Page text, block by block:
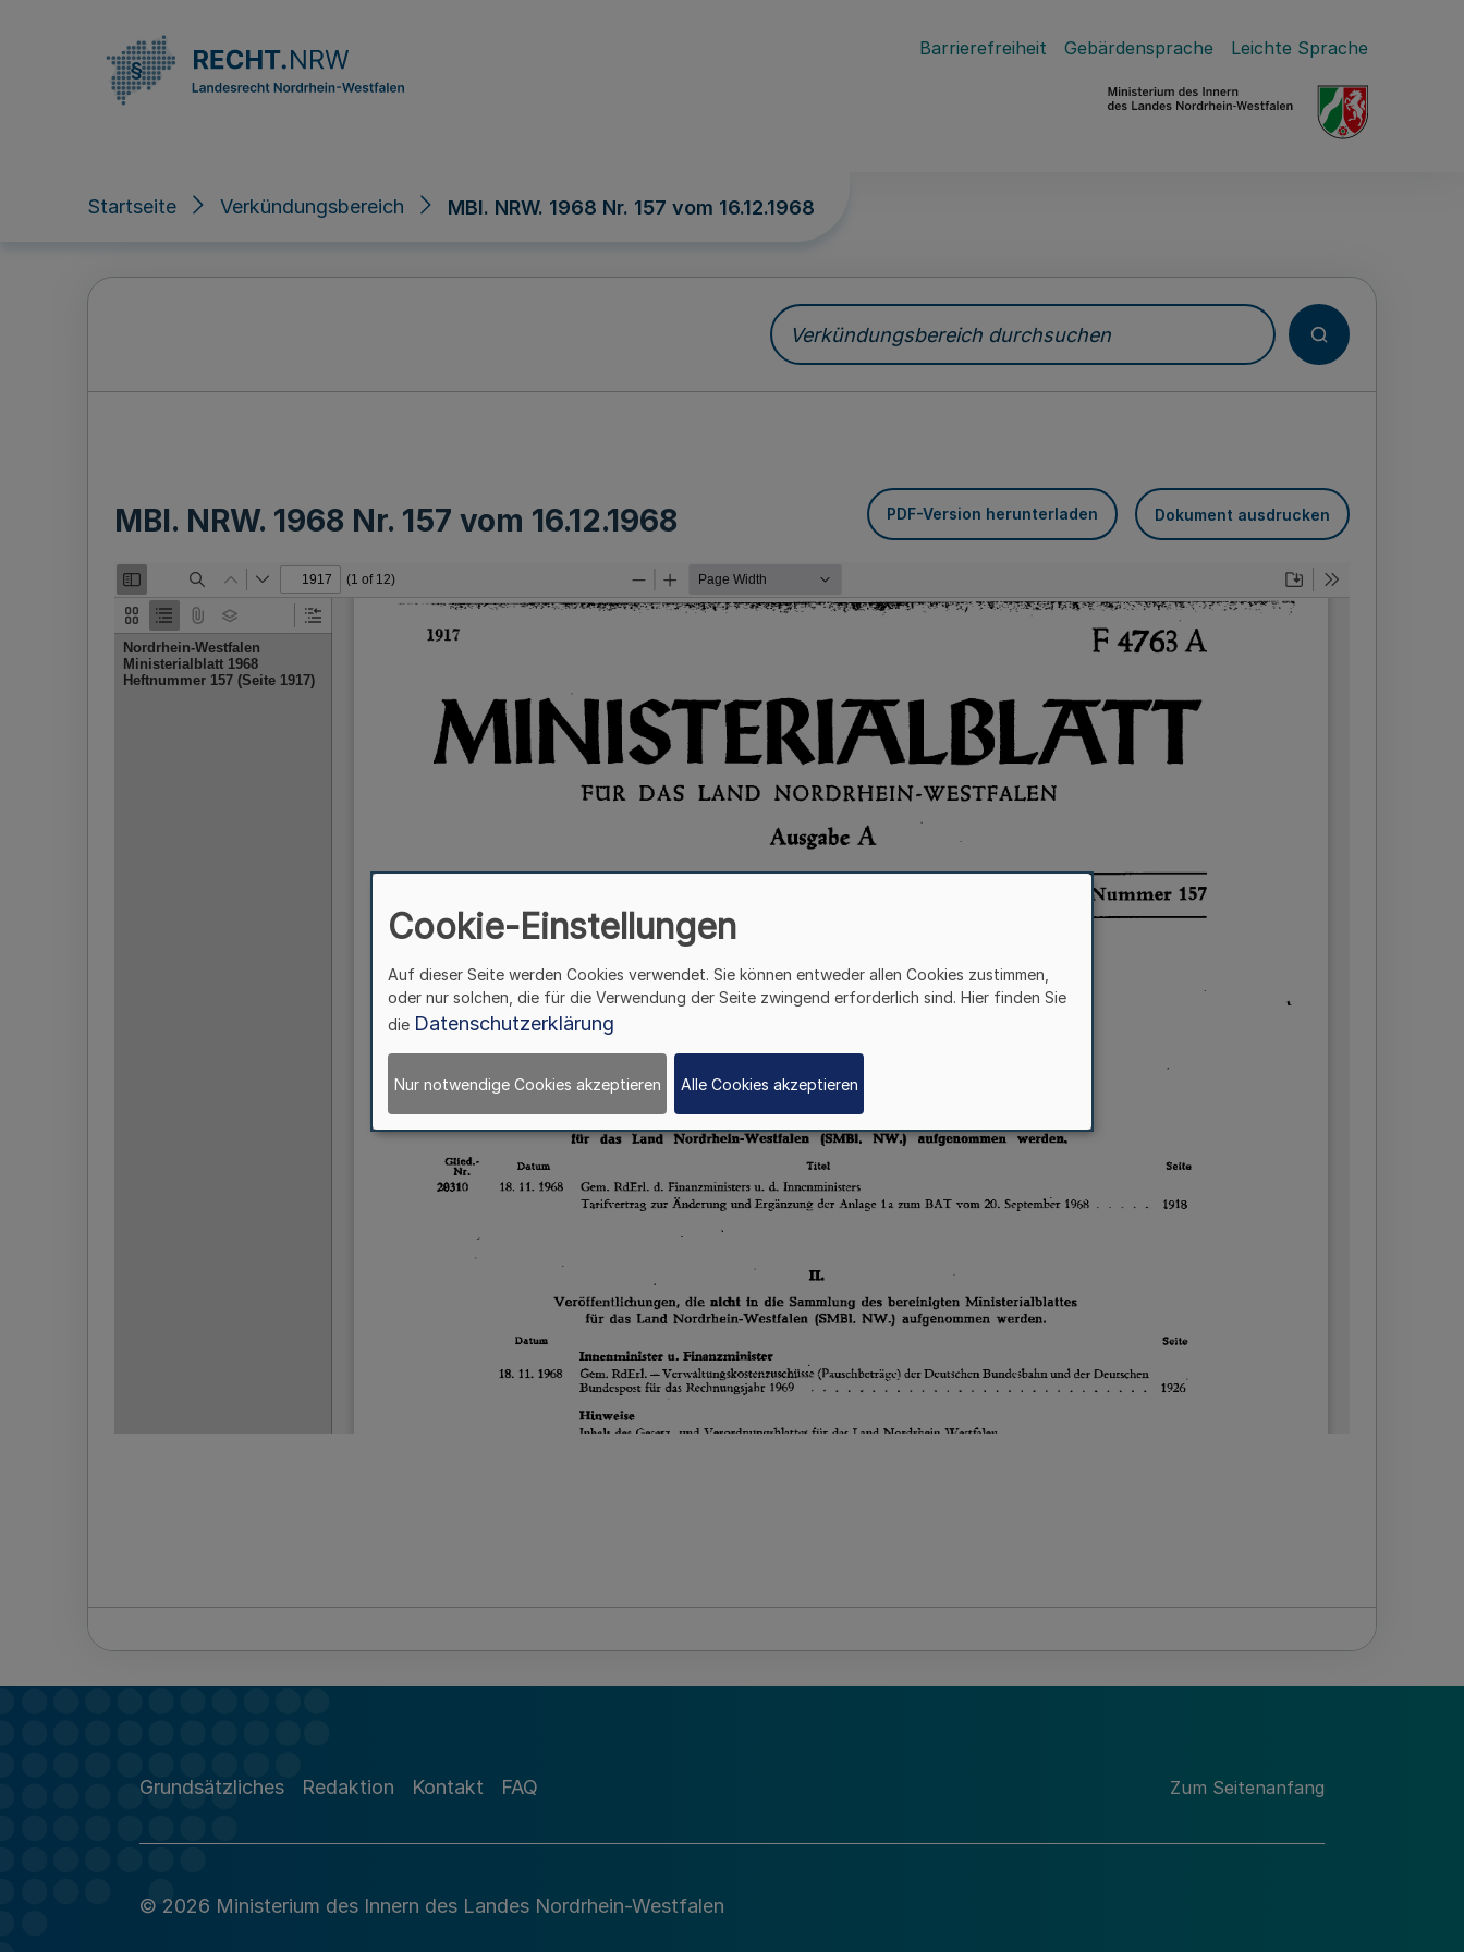
Barrierefreiheit Gebärdensprache Leichte Sprache
Startseite Verkündungsbereich MBl. NRW. 1968 Nr. 157 vom 16.12.1968
Verkündungsbereich durchsuchen
MBl. NRW. 1968 Nr. 157 vom 16.12.1968 PDF-Version herunterladen Dokument ausdrucken
Grundsätzliches Redaktion Kontakt FAQ Zum Seitenanfang
© 2026 Ministerium des Innern des Landes Nordrhein-Westfalen
Cookie-Einstellungen
Auf dieser Seite werden Cookies verwendet. Sie können entweder allen Cookies zustimmen,
oder nur solchen, die für die Verwendung der Seite zwingend erforderlich sind. Hier finden Sie
die Datenschutzerklärung
Nur notwendige Cookies akzeptieren Alle Cookies akzeptieren